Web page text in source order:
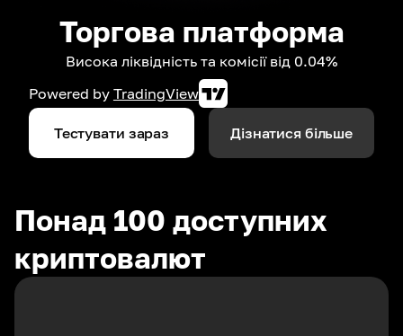
Торгова платформа
Висока ліквідність та комісії від 0.04%
Powered by TradingView
Тестувати зараз Дізнатися більше
Понад 100 доступних
криптовалют